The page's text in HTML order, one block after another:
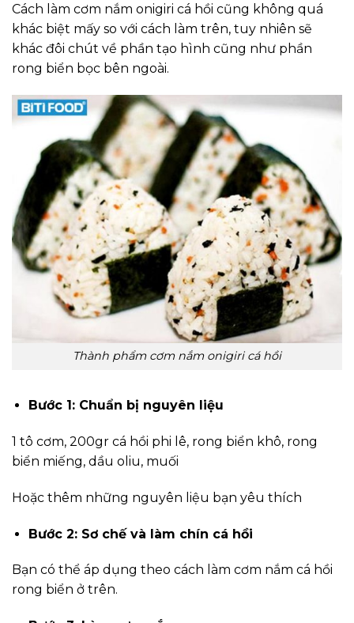
Cách làm cơm nắm onigiri cá hồi cũng không quá
khác biệt mấy so với cách làm trên, tuy nhiên sẽ
khác đôi chút về phần tạo hình cũng như phần
rong biển bọc bên ngoài.
Thành phẩm cơm nắm onigiri cá hồi
Bước 1: Chuẩn bị nguyên liệu
1 tô cơm, 200gr cá hồi phi lê, rong biển khô, rong
biển miếng, dầu oliu, muối
Hoặc thêm những nguyên liệu bạn yêu thích
Bước 2: Sơ chế và làm chín cá hồi
Bạn có thể áp dụng theo cách làm cơm nắm cá hồi
rong biển ở trên.